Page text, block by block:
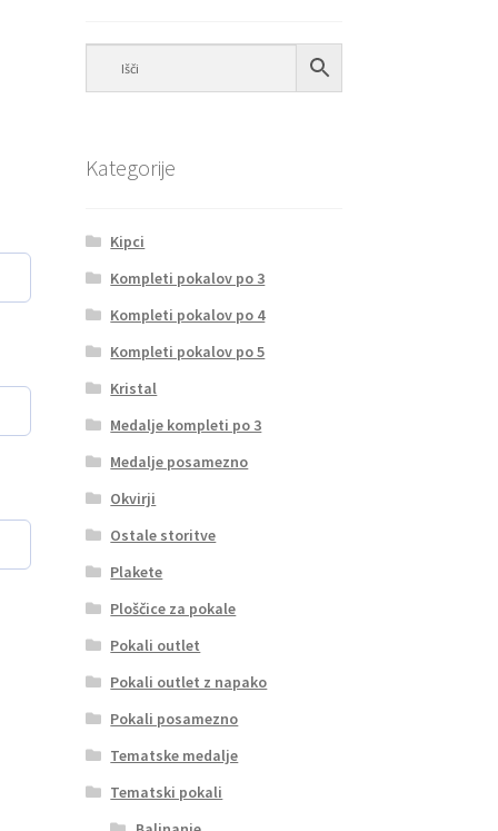
Kategorije
Kipci
Kompleti pokalov po 3
Kompleti pokalov po 4
Kompleti pokalov po 5
Kristal
Medalje kompleti po 3
Medalje posamezno
Okvirji
Ostale storitve
Plakete
Ploščice za pokale
Pokali outlet
Pokali outlet z napako
Pokali posamezno
Tematske medalje
Tematski pokali